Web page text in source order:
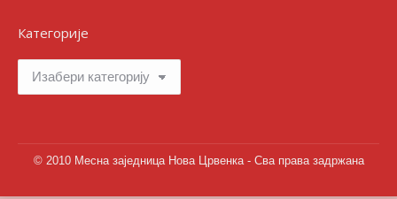
Категорије
© 2010 Месна заједница Нова Црвенка - Сва права задржана